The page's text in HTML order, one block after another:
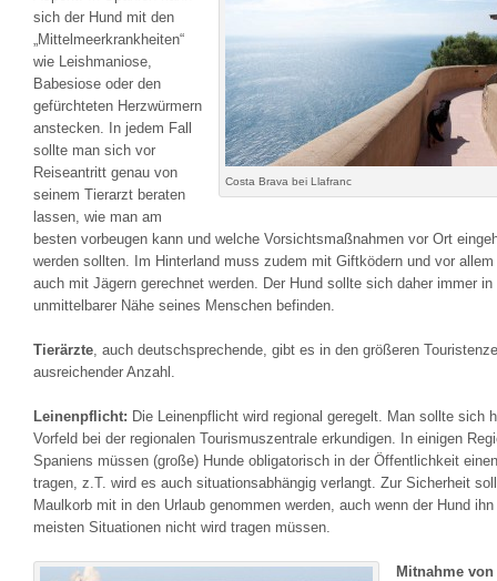
Costa Brava bei Llafranc
sich der Hund mit den
„Mittelmeerkrankheiten“
wie Leishmaniose,
Babesiose oder den
gefürchteten Herzwürmern
anstecken. In jedem Fall
sollte man sich vor
Reiseantritt genau von
seinem Tierarzt beraten
lassen, wie man am
besten vorbeugen kann und welche Vorsichtsmaßnahmen vor Ort
werden sollten. Im Hinterland muss zudem mit Giftködern und vor
auch mit Jägern gerechnet werden. Der Hund sollte sich daher immer in
unmittelbarer Nähe seines Menschen befinden.
Tierärzte , auch deutschsprechende, gibt es in den größeren
ausreichender Anzahl.
Leinenpflicht: Die Leinenpflicht wird regional geregelt. Man sollte sich
Vorfeld bei der regionalen Tourismuszentrale erkundigen. In einigen
Spaniens müssen (große) Hunde obligatorisch in der Öffentlichkeit
tragen, z.T. wird es auch situationsabhängig verlangt. Zur Sicherheit
Maulkorb mit in den Urlaub genommen werden, auch wenn der Hund
meisten Situationen nicht wird tragen müssen.
Mitnahme